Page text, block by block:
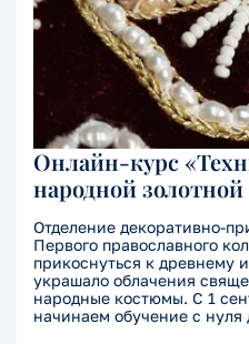
Онлайн-курс
народной
Отделение декоративно-
Первого православного
прикоснуться к древнему
украшало облачения
народные костюмы. С 1
начинаем обучение с